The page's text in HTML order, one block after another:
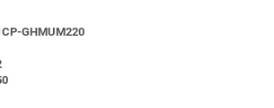
GHMUM220